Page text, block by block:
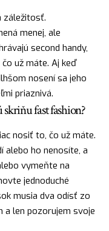
záležitosť.
menej, ale
second handy,
už máte. Aj keď
nosení sa jeho
priaznivá.
fast fashion?
nosiť to, čo už máte.
alebo ho nenosíte, a
vymeňte na
jednoduché
musia dva odísť zo
a len pozorujem svoje